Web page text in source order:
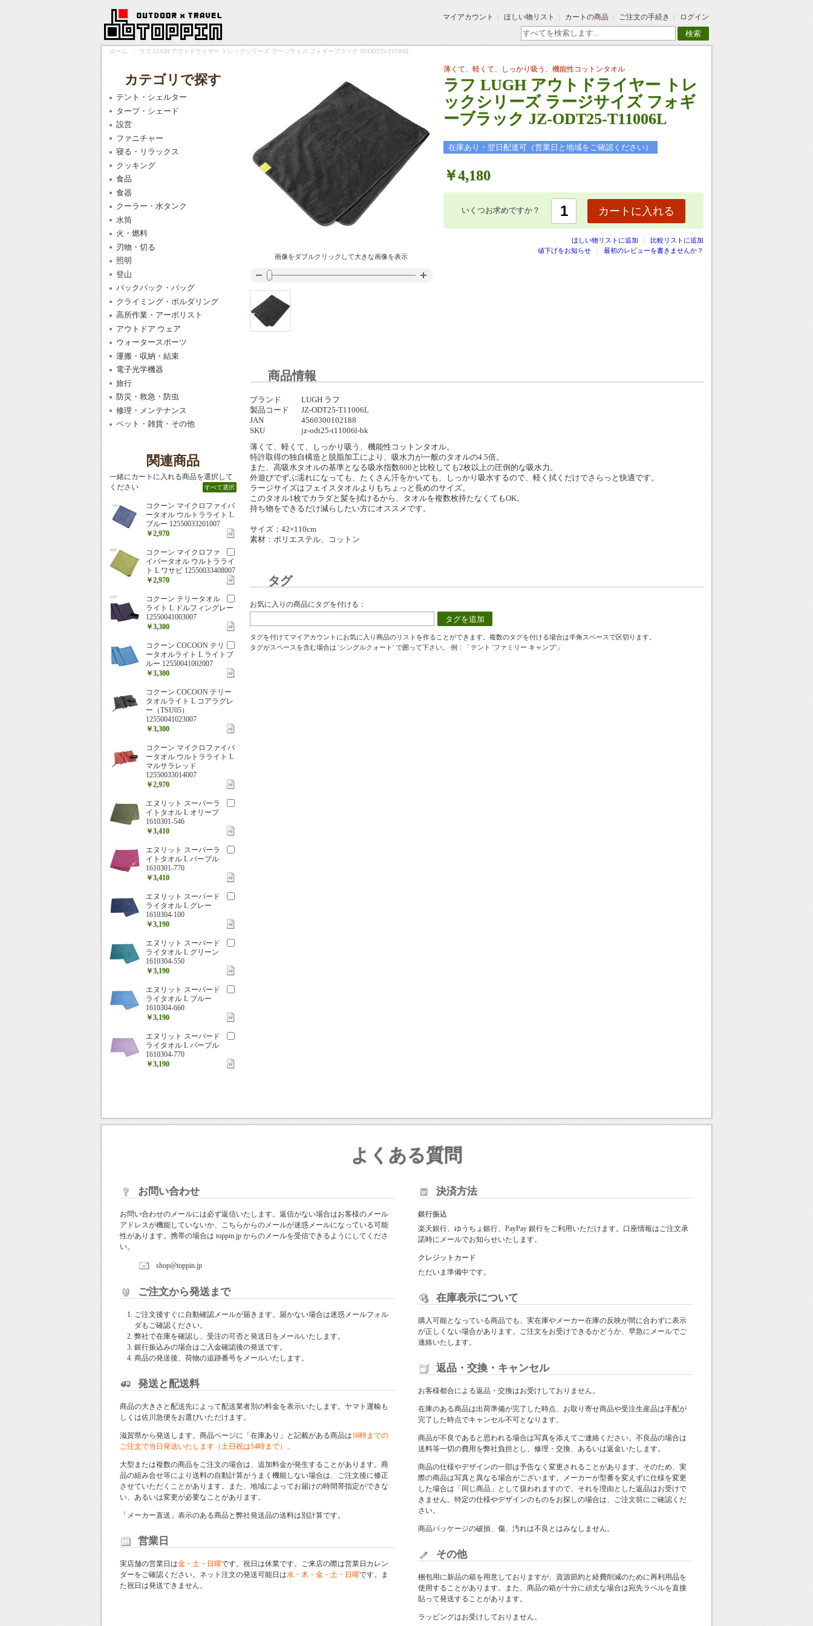
マイアカウント ほしい物リスト カートの商品 ご注文の手続き ログイン
検索
ホーム / ラフ LUGH アウトドライヤー トレックシリーズ ラージサイズ フォギーブラック JZ-ODT25-T11006L
薄くて、軽くて、しっかり吸う、機能性コットンタオル
ラフ LUGH アウトドライヤー トレ
ックシリーズ ラージサイズ フォギ
ーブラック JZ-ODT25-T11006L
在庫あり・翌日配達可（営業日と地域をご確認ください）
￥4,180
いくつお求めですか？ カートに入れる
ほしい物リストに追加
比較リストに追加
最初のレビューを書きませんか？
値下げをお知らせ
画像をダブルクリックして大きな画像を表示
商品情報
ブランド
LUGH ラフ
製品コード
JZ-ODT25-T11006L
JAN
4560300102188
SKU
jz-odt25-t11006l-bk
薄くて、軽くて、しっかり吸う、機能性コットンタオル。
特許取得の独自構造と脱脂加工により、吸水力が一般のタオルの4.5倍。
また、高吸水タオルの基準となる吸水指数800と比較しても2枚以上の圧倒的な吸水力。
外遊びでずぶ濡れになっても、たくさん汗をかいても、しっかり吸水するので、軽く拭くだけでさらっと快適です。
ラージサイズはフェイスタオルよりもちょっと長めのサイズ。
このタオル1枚でカラダと髪を拭けるから、タオルを複数枚持たなくてもOK。
持ち物をできるだけ減らしたい方にオススメです。
サイズ：42×110cm
素材：ポリエステル、コットン
タグ
お気に入りの商品にタグを付ける：
タグを追加
タグを付けてマイアカウントにお気に入り商品のリストを作ることができます。複数のタグを付ける場合は半角スペースで区切ります。
タグがスペースを含む場合は 'シングルクォート' で囲って下さい。 例：「テント 'ファミリー キャンプ'」
カテゴリで探す
テント・シェルター
タープ・シェード
設営
ファニチャー
寝る・リラックス
クッキング
食品
食器
クーラー・水タンク
水筒
火・燃料
刃物・切る
照明
登山
バックパック・バッグ
クライミング・ボルダリング
高所作業・アーボリスト
アウトドア ウェア
ウォータースポーツ
運搬・収納・結束
電子光学機器
旅行
防災・救急・防虫
修理・メンテナンス
ペット・雑貨・その他
関連商品
一緒にカートに入れる商品を選択して
ください
すべて選択
コクーン マイクロファイバ
ータオル ウルトラライト L
ブルー 12550033201007
￥2,970
コクーン マイクロファ
イバータオル ウルトラライ
ト L ワサビ 12550033408007
￥2,970
コクーン テリータオル
ライト L ドルフィングレー
12550041003007
￥3,300
コクーン COCOON テリ
ータオルライト L ライトブ
ルー 12550041002007
￥3,300
コクーン COCOON テリー
タオルライト L コアラグレ
ー（TSU05）
12550041023007
￥3,300
コクーン マイクロファイバ
ータオル ウルトラライト L
マルサラレッド
12550033014007
￥2,970
エヌリット スーパーラ
イトタオル L オリーブ
1610301-546
￥3,410
エヌリット スーパーラ
イトタオル L パープル
1610301-770
￥3,410
エヌリット スーパード
ライタオル L グレー
1610304-100
￥3,190
エヌリット スーパード
ライタオル L グリーン
1610304-550
￥3,190
エヌリット スーパード
ライタオル L ブルー
1610304-660
￥3,190
エヌリット スーパード
ライタオル L パープル
1610304-770
￥3,190
よくある質問
お問い合わせ
お問い合わせのメールには必ず返信いたします。返信がない場合はお客様のメール
アドレスが機能していないか、こちらからのメールが迷惑メールになっている可能
性があります。携帯の場合は toppin.jp からのメールを受信できるようにしてくださ
い。
shop@toppin.jp
ご注文から発送まで
ご注文後すぐに自動確認メールが届きます。届かない場合は迷惑メールフォル
ダもご確認ください。
弊社で在庫を確認し、受注の可否と発送日をメールいたします。
銀行振込みの場合はご入金確認後の発送です。
商品の発送後、荷物の追跡番号をメールいたします。
発送と配送料
商品の大きさと配送先によって配送業者別の料金を表示いたします。ヤマト運輸も
しくは佐川急便をお選びいただけます。
滋賀県から発送します。商品ページに「在庫あり」と記載がある商品は16時までの
ご注文で当日発送いたします（土日祝は14時まで）。
大型または複数の商品をご注文の場合は、追加料金が発生することがあります。商
品の組み合せ等により送料の自動計算がうまく機能しない場合は、ご注文後に修正
させていただくことがあります。また、地域によってお届けの時間帯指定ができな
い、あるいは変更が必要なことがあります。
「メーカー直送」表示のある商品と弊社発送品の送料は別計算です。
営業日
実店舗の営業日は金・土・日曜です。祝日は休業です。ご来店の際は営業日カレン
ダーをご確認ください。ネット注文の発送可能日は水・木・金・土・日曜です。ま
た祝日は発送できません。
決済方法
銀行振込
楽天銀行、ゆうちょ銀行、PayPay 銀行をご利用いただけます。口座情報はご注文承
諾時にメールでお知らせいたします。
クレジットカード
ただいま準備中です。
在庫表示について
購入可能となっている商品でも、実在庫やメーカー在庫の反映が間に合わずに表示
が正しくない場合があります。ご注文をお受けできるかどうか、早急にメールでご
連絡いたします。
返品・交換・キャンセル
お客様都合による返品・交換はお受けしておりません。
在庫のある商品は出荷準備が完了した時点、お取り寄せ商品や受注生産品は手配が
完了した時点でキャンセル不可となります。
商品が不良であると思われる場合は写真を添えてご連絡ください。不良品の場合は
送料等一切の費用を弊社負担とし、修理・交換、あるいは返金いたします。
商品の仕様やデザインの一部は予告なく変更されることがあります。そのため、実
際の商品は写真と異なる場合がございます。メーカーが型番を変えずに仕様を変更
した場合は「同じ商品」として扱われますので、それを理由とした返品はお受けで
きません。特定の仕様やデザインのものをお探しの場合は、ご注文前にご確認くだ
さい。
商品パッケージの破損、傷、汚れは不良とはみなしません。
その他
梱包用に新品の箱を用意しておりますが、資源節約と経費削減のために再利用品を
使用することがあります。また、商品の箱が十分に頑丈な場合は宛先ラベルを直接
貼って発送することがあります。
ラッピングはお受けしておりません。